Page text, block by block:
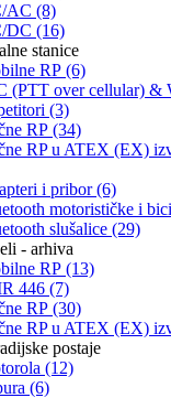
AC (8)
DC (16)
stanice
RP (6)
(PTT over cellular) &
(3)
RP (34)
RP u ATEX (EX)
i pribor (6)
motorističke i
slušalice (29)
- arhiva
RP (13)
446 (7)
RP (30)
RP u ATEX (EX)
postaje
(12)
(6)